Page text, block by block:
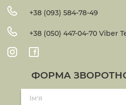
+38 (093) 584-78-49
+38 (050) 447-04-70 Viber
ФОРМА